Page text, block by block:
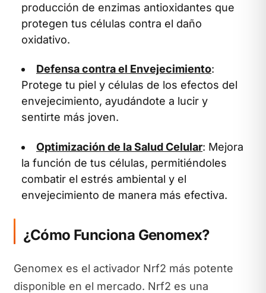
producción de enzimas antioxidantes que
protegen tus células contra el daño
oxidativo.
Defensa contra el Envejecimiento:
Protege tu piel y células de los efectos del
envejecimiento, ayudándote a lucir y
sentirte más joven.
Optimización de la Salud Celular: Mejora
la función de tus células, permitiéndoles
combatir el estrés ambiental y el
envejecimiento de manera más efectiva.
¿Cómo Funciona Genomex?
Genomex es el activador Nrf2 más potente
disponible en el mercado. Nrf2 es una